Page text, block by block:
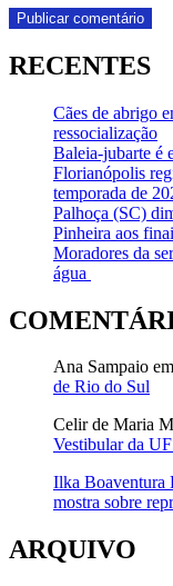
RECENTES
Cães de abrigo
ressocialização
Baleia-jubarte é
Florianópolis
temporada de
Palhoça (SC)
Pinheira aos
Moradores da
água
Ana Sampaio em
de Rio do Sul
Celir de Maria
Vestibular da
Ilka Boaventura
mostra sobre
ARQUIVO